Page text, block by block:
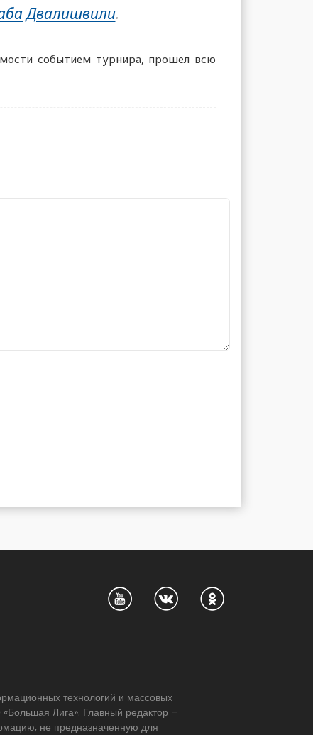
Двалишвили.
событием турнира, прошел всю
технологий и массовых
Лига». Главный редактор –
не предназначенную для